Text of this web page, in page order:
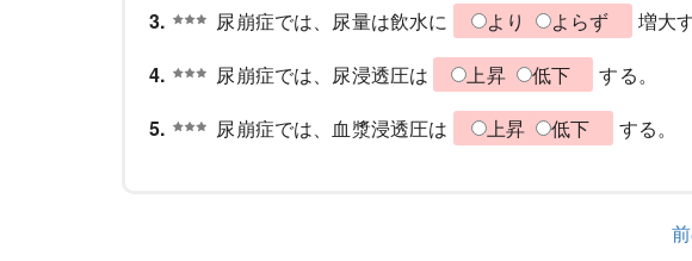
3.
尿崩症では、尿量は飲水に より よらず
増大
4.
尿崩症では、尿浸透圧は 上昇 低下
する。
5.
尿崩症では、血漿浸透圧は 上昇 低下 する。